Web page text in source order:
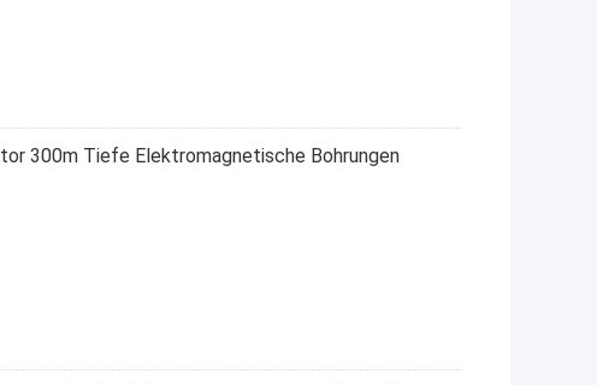
300m Tiefe Elektromagnetische Bohrungen